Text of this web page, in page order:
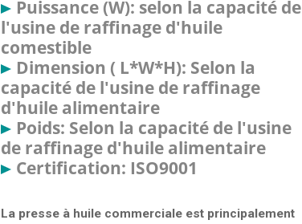
Puissance (W): selon la capacité de
l'usine de raffinage d'huile
comestible
Dimension ( L*W*H): Selon la
capacité de l'usine de raffinage
d'huile alimentaire
Poids: Selon la capacité de l'usine
de raffinage d'huile alimentaire
Certification: ISO9001
La presse à huile commerciale est principalement